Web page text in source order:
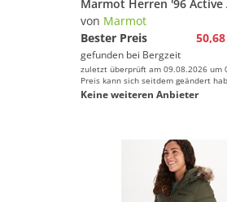
von Marmot
Bester Preis
gefunden bei Bergzeit
zuletzt überprüft am 09.08.2026 um
Preis kann sich seitdem geändert
Keine weiteren Anbieter